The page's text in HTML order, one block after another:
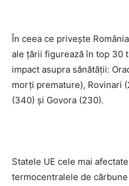
În ceea ce privește
ale țării figurează în top 30
impact asupra sănătății:
morți premature), Rovinari
(340) și Govora (230).
Statele UE cele mai
termocentralele de